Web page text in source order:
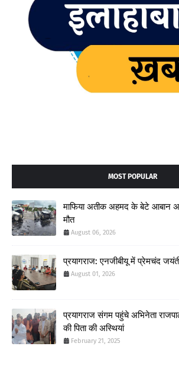
MOST POPULAR
माफिया अतीक अहमद के बेटे आबान
मौत
August 06, 2026
प्रयागराज: एनजीबीयू में प्रेमचंद
August 01, 2026
प्रयागराज संगम पहुंचे अभिनेता
की पिता की अस्थियां
February 21, 2025